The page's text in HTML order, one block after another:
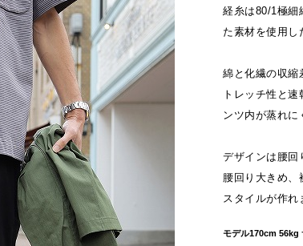
経糸は80/1極細
た素材を使用し
綿と化繊の収縮
トレッチ性と
ンツ内が蒸れに
デザインは腰回
腰回り大きめ、
スタイルが作れ
モデル170cm 56kg